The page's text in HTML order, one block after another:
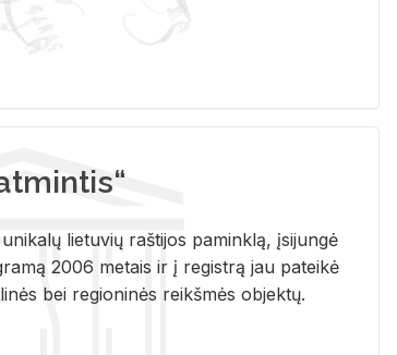
lietuvių raštijos paminklą, įsijungė
2006 metais ir į registrą jau pateikė
bei regioninės reikšmės objektų.